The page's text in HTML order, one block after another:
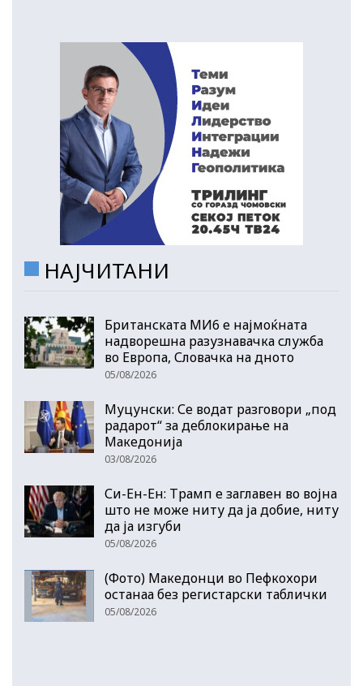
НАЈЧИТАНИ
Британската МИ6 е најмоќната
надворешна разузнавачка служба
во Европа, Словачка на дното
05/08/2026
Муцунски: Се водат разговори „под
радарот“ за деблокирање на
Македонија
03/08/2026
Си-Ен-Ен: Трамп е заглавен во војна
што не може ниту да ја добие, ниту
да ја изгуби
05/08/2026
(Фото) Македонци во Пефкохори
останаа без регистарски таблички
05/08/2026